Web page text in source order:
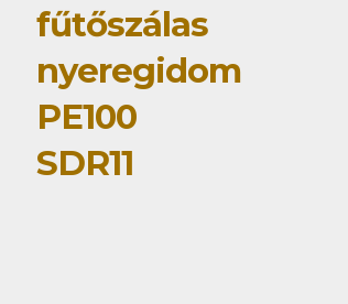
fűtőszálas
nyeregidom
PE100
SDR11